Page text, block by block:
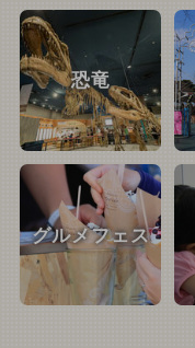
恐竜
グルメフェス